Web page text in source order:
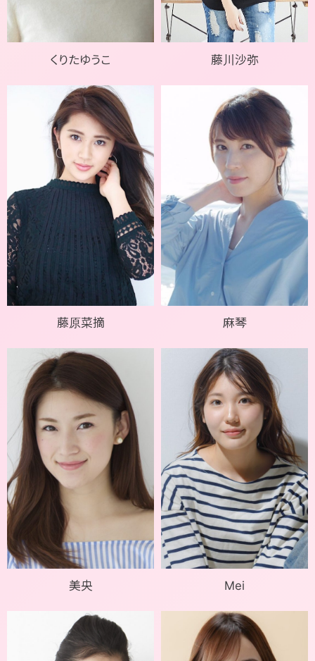
くりたゆうこ 藤川沙弥
藤原菜摘 麻琴
美央 Mei